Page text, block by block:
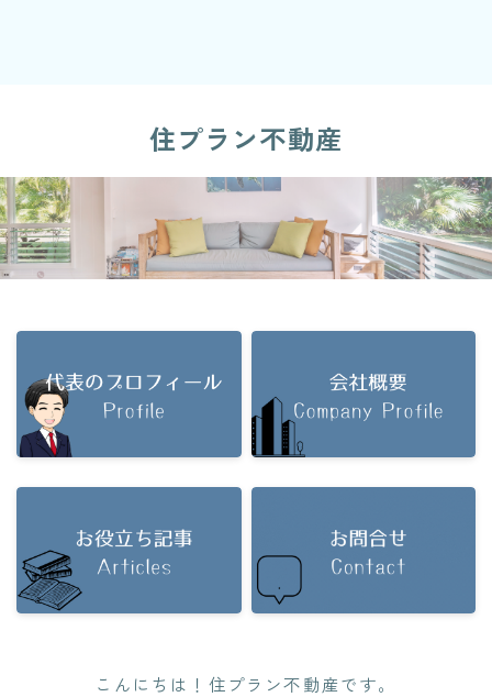
住プラン不動産
こんにちは！住プラン不動産です。